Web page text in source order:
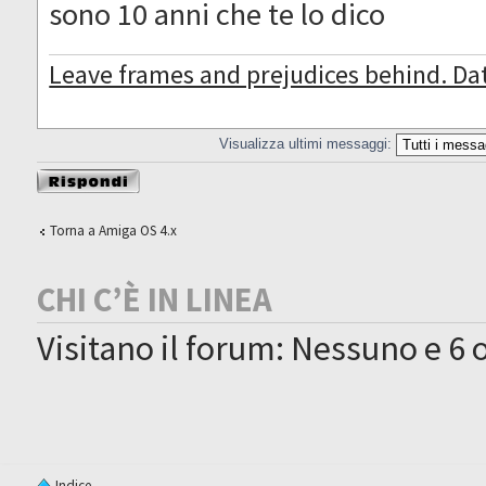
sono 10 anni che te lo dico
Leave frames and prejudices behind.
Visualizza ultimi messaggi:
Rispondi al
messaggio
Torna a Amiga OS 4.x
CHI C’È IN LINEA
Visitano il forum: Nessuno e 6